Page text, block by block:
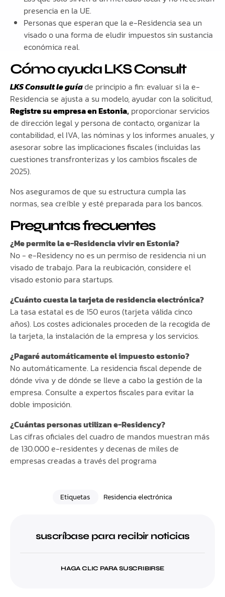
presencia en la UE.
Personas que esperan que la e-Residencia sea un
visado o una forma de eludir impuestos sin sustancia
económica real.
Cómo ayuda LKS Consult
LKS Consult le guíade principio a fin: evaluar si la e-
Residencia se ajusta a su modelo, ayudar con la solicitud,
Registre su empresa en Estonia, proporcionar servicios
de dirección legal y persona de contacto, organizar la
contabilidad, el IVA, las nóminas y los informes anuales, y
asesorar sobre las implicaciones fiscales (incluidas las
cuestiones transfronterizas y los cambios fiscales de
2025).
Nos aseguramos de que su estructura cumpla las
normas, sea creíble y esté preparada para los bancos.
Preguntas frecuentes
¿Me permite la e-Residencia vivir en Estonia?
No - e-Residency no es un permiso de residencia ni un
visado de trabajo. Para la reubicación, considere el
visado estonio para startups.
¿Cuánto cuesta la tarjeta de residencia electrónica?
La tasa estatal es de 150 euros (tarjeta válida cinco
años). Los costes adicionales proceden de la recogida de
la tarjeta, la instalación de la empresa y los servicios.
¿Pagaré automáticamente el impuesto estonio?
No automáticamente. La residencia fiscal depende de
dónde viva y de dónde se lleve a cabo la gestión de la
empresa. Consulte a expertos fiscales para evitar la
doble imposición.
¿Cuántas personas utilizan e-Residency?
Las cifras oficiales del cuadro de mandos muestran más
de 130.000 e-residentes y decenas de miles de
empresas creadas a través del programa
Etiquetas Residencia electrónica
suscríbase para recibir noticias
HAGA CLIC PARA SUSCRIBIRSE